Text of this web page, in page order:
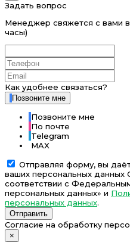
Задать вопрос
Менеджер свяжется с вами в
часы)
Как удобнее связаться?
Позвоните мне
Позвоните мне
По почте
Telegram
MAX
Отправляя форму, вы
ваших персональных
соответствии с
персональных данных» и
персональных данных.
Отправить
Согласие на обработку
×